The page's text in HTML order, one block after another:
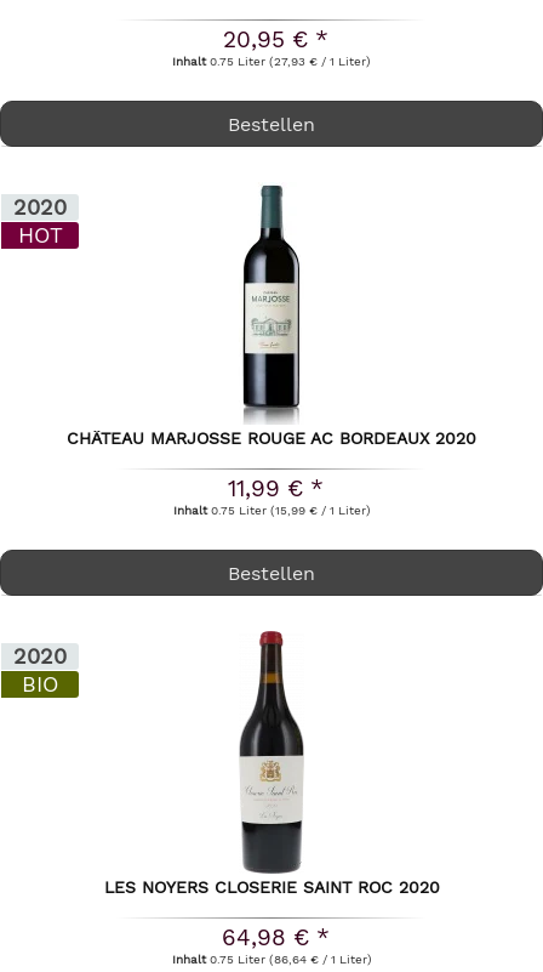
20,95 € *
Inhalt0.75 Liter(27,93 € / 1 Liter)
Bestellen
2020
HOT
CHÂTEAU MARJOSSE ROUGE AC BORDEAUX 2020
11,99 € *
Inhalt0.75 Liter (15,99 € / 1 Liter)
Bestellen
2020
BIO
LES NOYERS CLOSERIE SAINT ROC 2020
64,98 € *
Inhalt0.75 Liter (86,64 € / 1 Liter)